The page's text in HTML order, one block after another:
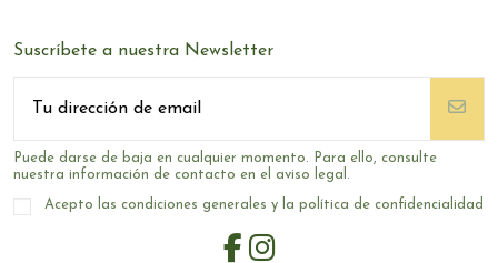
Suscríbete a nuestra Newsletter
Puede darse de baja en cualquier momento. Para ello, consulte
nuestra información de contacto en el aviso legal.
Acepto las condiciones generales y la política de confidencialidad